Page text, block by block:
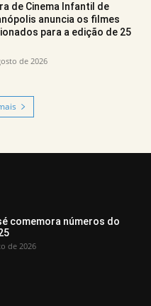
de Cinema Infantil de
anuncia os filmes
para a edição de 25
de 2026
comemora números do
de 2026